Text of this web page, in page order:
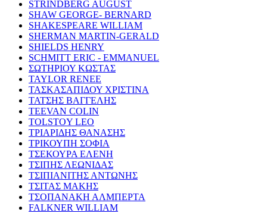
STRINDBERG AUGUST
SHAW GEORGE- BERNARD
SHAKESPEARE WILLIAM
SHERMAN MARTIN-GERALD
SHIELDS HENRY
SCHMITT ERIC - EMMANUEL
ΣΩΤΗΡΙΟΥ ΚΩΣΤΑΣ
TAYLOR RENEE
ΤΑΣΚΑΣΑΠΙΔΟΥ ΧΡΙΣΤΙΝΑ
ΤΑΤΣΗΣ ΒΑΓΓΕΛΗΣ
TEEVAN COLIN
TOLSTOY LEO
ΤΡΙΑΡΙΔΗΣ ΘΑΝΑΣΗΣ
ΤΡΙΚΟΥΠΗ ΣΟΦΙΑ
ΤΣΕΚΟΥΡΑ ΕΛΕΝΗ
ΤΣΙΠΗΣ ΛΕΩΝΙΔΑΣ
ΤΣΙΠΙΑΝΙΤΗΣ ΑΝΤΩΝΗΣ
ΤΣΙΤΑΣ ΜΑΚΗΣ
ΤΣΟΠΑΝΑΚΗ ΑΛΜΠΕΡΤΑ
FALKNER WILLIAM